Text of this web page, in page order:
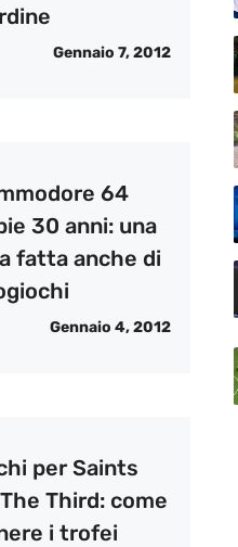
Gennaio 7, 2012
64
30 anni: una
fatta anche di
Gennaio 4, 2012
per Saints
Third: come
i trofei